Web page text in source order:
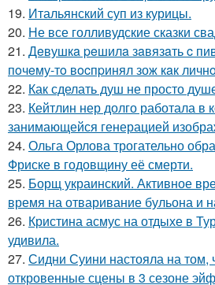
19. Итальянский суп из курицы.
20. Не все голливудские сказки
21. Дeвушкa peшилa зaвязaть c
пoчeму-тo вocпpинял зож кaк
22. Как сделать душ не просто
23. Кейтлин нер долго работала в
занимающейся генерацией
24. Ольга Орлова трогательно
Фриске в годовщину её смерти.
25. Борщ украинский. Активное
время на отваривание бульона и
26. Кристина асмус на отдыхе в
удивила.
27. Сидни Суини настояла на том,
откровенные сцены в 3 сезоне